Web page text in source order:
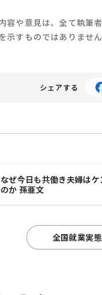
容や意見は、全て執筆
示すものではありません
シェアする
なぜ今日も共働き夫婦はケ
のか 孫亜文
全国就業実